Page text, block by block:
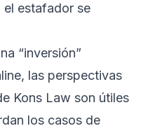
estafador se
“inversión”
las perspectivas
Kons Law son útiles
los casos de